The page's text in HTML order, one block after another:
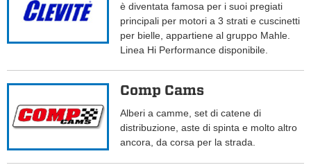
è diventata famosa per i suoi pregiati
principali per motori a 3 strati e cuscinetti
per bielle, appartiene al gruppo Mahle.
Linea Hi Performance disponibile.
Comp Cams
Alberi a camme, set di catene di
distribuzione, aste di spinta e molto altro
ancora, da corsa per la strada.